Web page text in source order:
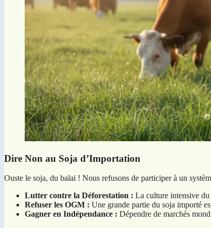
Dire Non au Soja d’Importation
Ouste le soja, du balai ! Nous refusons de participer à un
Lutter contre la Déforestation : La culture intensive du
Refuser les OGM : Une grande partie du soja importé
Gagner en Indépendance : Dépendre de marchés